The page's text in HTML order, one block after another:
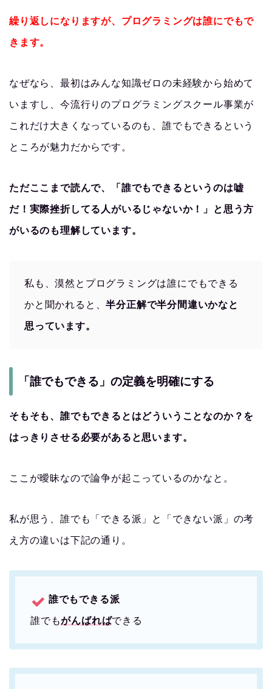
繰り返しになりますが、プログラミングは誰にでもで
きます。
なぜなら、最初はみんな知識ゼロの未経験から始めて
いますし、今流行りのプログラミングスクール事業が
これだけ大きくなっているのも、誰でもできるという
ところが魅力だからです。
ただここまで読んで、「誰でもできるというのは嘘
だ！実際挫折してる人がいるじゃないか！」と思う方
がいるのも理解しています。
私も、漠然とプログラミングは誰にでもできる
かと聞かれると、半分正解で半分間違いかなと
思っています。
「誰でもできる」の定義を明確にする
そもそも、誰でもできるとはどういうことなのか？を
はっきりさせる必要があると思います。
ここが曖昧なので論争が起こっているのかなと。
私が思う、誰でも「できる派」と「できない派」の考
え方の違いは下記の通り。
誰でもできる派
誰でもがんばればできる